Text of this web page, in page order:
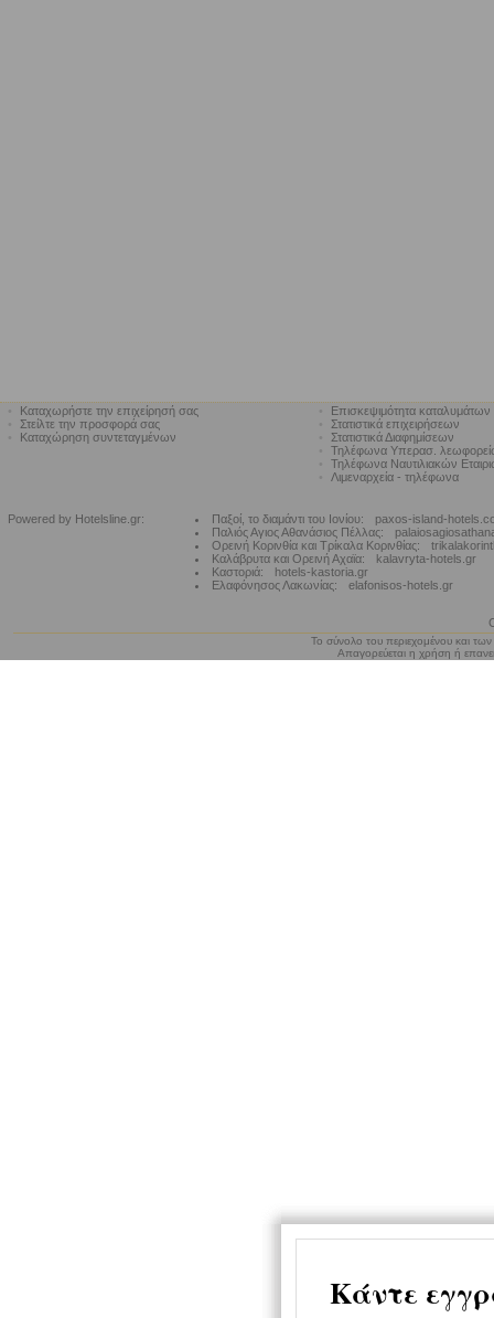
Καταχωρήστε την επιχείρησή σας
Στείλτε την προσφορά σας
Καταχώρηση συντεταγμένων
Επισκεψιμότητα καταλυμάτων
Στατιστικά επιχειρήσεων
Στατιστικά Διαφημίσεων
Τηλέφωνα Υπερασ.
Τηλέφωνα Ναυτιλιακών
Λιμεναρχεία - τηλέφωνα
Powered by Hotelsline.gr: Παξοί, το διαμάντι του Ιονίου:
paxos-island-
Παλιός Αγιος Αθανάσιος Πέλλας:
Ορεινή Κορινθία και Τρίκαλα Κορινθίας:
Καλάβρυτα και Ορεινή Αχαϊα:
kalavryta-hotels.gr
Καστοριά:
hotels-kastoria.gr
Ελαφόνησος Λακωνίας:
elafonisos-hotels.gr
Το σύνολο του περιεχομένου και
Απαγορεύεται η χρήση ή